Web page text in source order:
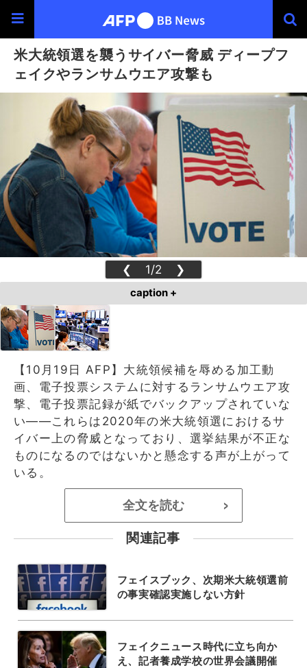
米大統領選を襲うサイバー脅威 ディープフ
ェイクやランサムウエア攻撃も
❮ 1/2 ❯
caption +
【10月19日 AFP】大統領候補を辱める加工動
画、電子投票システムに対するランサムウエア攻
撃、電子投票記録が紙でバックアップされていな
い――これらは2020年の米大統領選におけるサ
イバー上の脅威となっており、選挙結果が不正な
ものになるのではないかと懸念する声が上がって
いる。
全文を読む >
関連記事
フェイスブック、次期米大統領選前
の事実確認実施しない方針
フェイクニュース時代に立ち向か
え、記者養成学校の世界会議開催